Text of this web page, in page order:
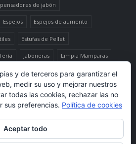
de jabón
Espejos Espejos de aumento
Estufas de Pellet
Jaboneras Limpia Mamparas
alto Muebles de baño Papeleras
TermoChimeneas de Pellets
Toalleros eléctricos secatoallas
y de terceros para garantizar el
medir su uso y mejorar nuestros
todas las cookies, rechazar las no
sus preferencias. Política de cookies
Aceptar todo